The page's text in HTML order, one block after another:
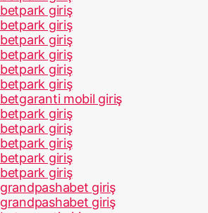
betpark giriş
betpark giriş
betpark giriş
betpark giriş
betpark giriş
betpark giriş
betgaranti mobil giriş
betpark giriş
betpark giriş
betpark giriş
betpark giriş
betpark giriş
grandpashabet giriş
grandpashabet giriş